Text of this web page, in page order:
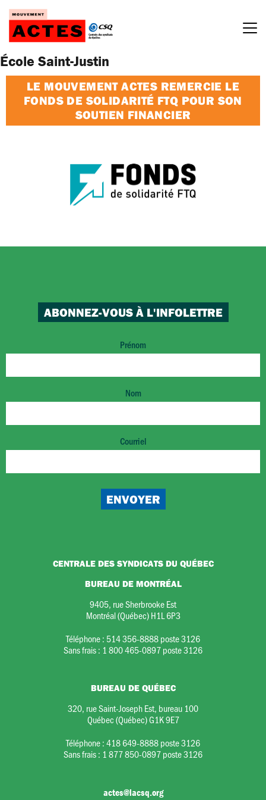
Passer
contenu
École Saint-Justin
LE MOUVEMENT ACTES REMERCIE LE
FONDS DE SOLIDARITÉ FTQ POUR SON
SOUTIEN FINANCIER
ABONNEZ-VOUS À L'INFOLETTRE
Prénom
Nom
Courriel
CENTRALE DES SYNDICATS DU QUÉBEC
BUREAU DE MONTRÉAL
9405, rue Sherbrooke Est
Montréal (Québec) H1L 6P3
Téléphone : 514 356-8888 poste 3126
Sans frais : 1 800 465-0897 poste 3126
BUREAU DE QUÉBEC
320, rue Saint-Joseph Est, bureau 100
Québec (Québec) G1K 9E7
Téléphone :418 649-8888 poste 3126
Sans frais : 1 877 850-0897 poste 3126
actes@lacsq.org